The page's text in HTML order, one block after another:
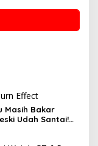
Masih Bakar
Udah Santai!